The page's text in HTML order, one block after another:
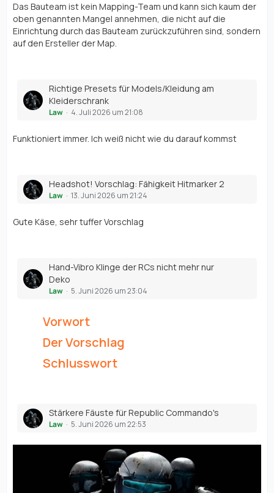
Das Bauteam ist kein Mapping-Team und kann sich kaum der
oben genannten Mangel annehmen, die nicht auf die
Einrichtung durch das Bauteam zurückzuführen sind, sondern
auf den Ersteller der Map.
Richtige Presets für Models/Kleidung am
Kleiderschrank
Law 4. Juli 2026 um 21:08
Funktioniert immer. Ich weiß nicht wie du darauf kommst
Headshot! Vorschlag: Fähigkeit Hitmarker 2
Law 13. Juni 2026 um 21:24
Gute Käse, sehr tuffer Vorschlag
Hand-Vibro Klinge der RCs nicht mehr nur
Deko
Law 5. Juni 2026 um 23:04
Vorwort
Der Vorschlag
Schlusswort
Stärkere Fäuste für Republic Commando's
Law 5. Juni 2026 um 22:53